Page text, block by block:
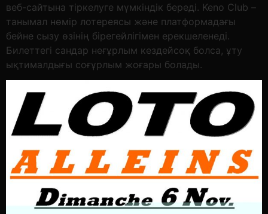
веб-сайтына тіркелуге мүмкіндік береді. Keno Club –
танымал нөмір лотереясы және платформадағы
бейне сызу өзінің бірегейлігімен ерекшеленеді.
Билеттегі сандар неғұрлым кездейсоқ болса, ұту
ықтималдығы соғұрлым жоғары болады.